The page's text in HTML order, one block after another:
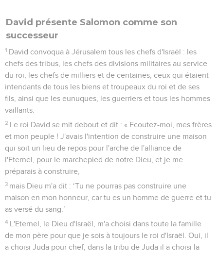
David présente Salomon comme son
successeur
1 David convoqua à Jérusalem tous les chefs d'Israël : les
chefs des tribus, les chefs des divisions militaires au service
du roi, les chefs de milliers et de centaines, ceux qui étaient
intendants de tous les biens et troupeaux du roi et de ses
fils, ainsi que les eunuques, les guerriers et tous les hommes
vaillants.
2 Le roi David se mit debout et dit : « Ecoutez-moi, mes frères
et mon peuple ! J'avais l'intention de construire une maison
qui soit un lieu de repos pour l'arche de l'alliance de
l'Eternel, pour le marchepied de notre Dieu, et je me
préparais à construire,
3 mais Dieu m'a dit : ‘Tu ne pourras pas construire une
maison en mon honneur, car tu es un homme de guerre et tu
as versé du sang.’
4 L'Eternel, le Dieu d'Israël, m'a choisi dans toute la famille
de mon père pour que je sois à toujours le roi d'Israël. Oui, il
a choisi Juda pour chef, dans la tribu de Juda il a choisi la